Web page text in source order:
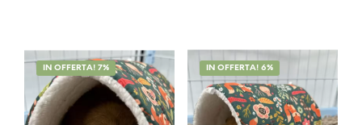
IN OFFERTA! 7% IN OFFERTA! 6%